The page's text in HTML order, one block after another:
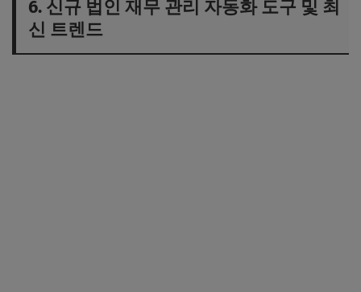
6. 신규 법인 재무 관리 자동화 도구 및 최
신 트렌드